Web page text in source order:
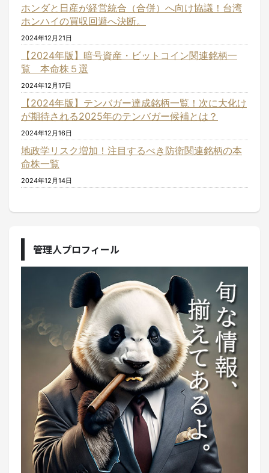
ホンダと日産が経営統合（合併）へ向け協議！台湾
ホンハイの買収回避へ決断。
2024年12月21日
【2024年版】暗号資産・ビットコイン関連銘柄一
覧 本命株５選
2024年12月17日
【2024年版】テンバガー達成銘柄一覧！次に大化け
が期待される2025年のテンバガー候補とは？
2024年12月16日
地政学リスク増加！注目するべき防衛関連銘柄の本
命株一覧
2024年12月14日
管理人プロフィール